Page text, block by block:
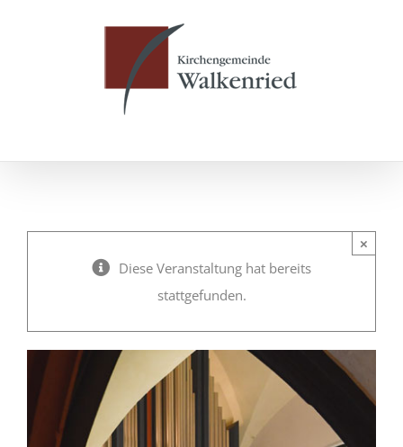
Diese Veranstaltung hat bereits
stattgefunden.
×